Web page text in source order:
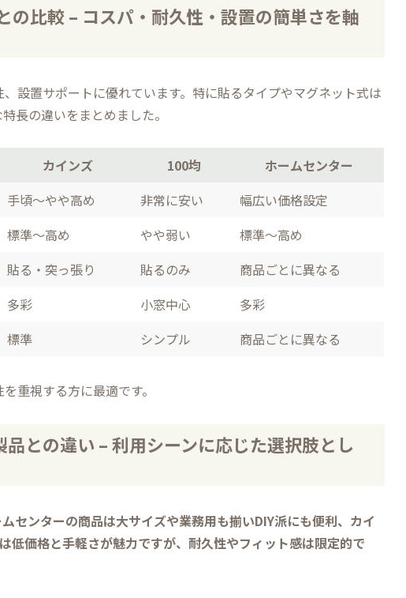
の比較 – コスパ・耐久性・設置の簡単さを軸
設置サポートに優れています。特に貼るタイプやマグネット式は
長の違いをまとめました。
カインズ 100均
ホームセンター
手頃〜やや高め 非常に安い
幅広い価格設定
標準〜高め やや弱い
標準〜高め
貼る・突っ張り 貼るのみ
商品ごとに異なる
多彩 小窓中心
多彩
標準 シンプル 商品ごとに異なる
重視する方に最適です。
との違い – 利用シーンに応じた選択肢とし
センターの商品は大サイズや業務用も揃いDIY派にも便利、カイ
低価格と手軽さが魅力ですが、耐久性やフィット感は限定的で